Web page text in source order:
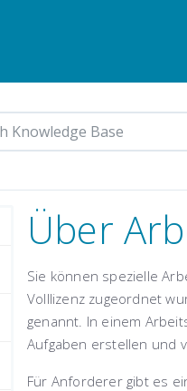
Über
Sie können spezielle
Volllizenz zugeordnet
genannt. In einem
Aufgaben erstellen und
Für Anforderer gibt es